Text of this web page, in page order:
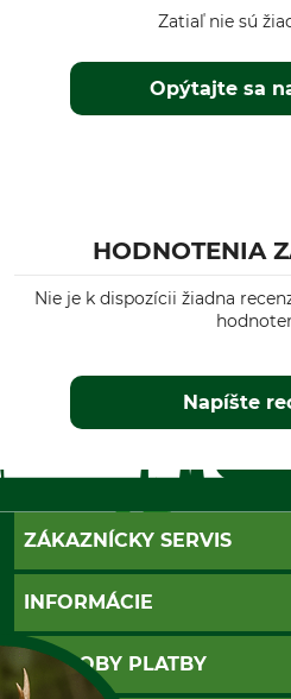
Opýtajte sa
Zatiaľ nie sú
HODNOTENIA
Nie je k dispozícii žiadna
Napíšte
ZÁKAZNÍCKY SERVIS
Kontakt
Newsletter
Nastavenia súborov cookie
INFORMÁCIE
Povinné údaje
Obchodné podmienky
SPÔSOBY PLATBY